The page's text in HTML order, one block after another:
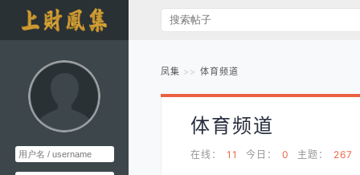
凤集 体育频道
体育频道
在线： 11 今日： 0 主题： 267